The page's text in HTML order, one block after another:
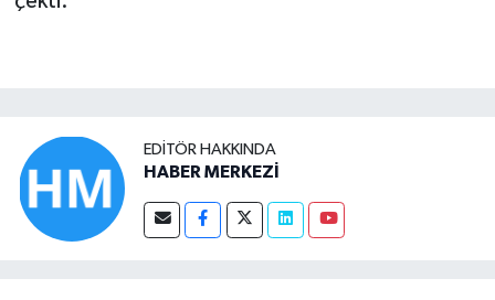
EDITÖR HAKKINDA
HABER MERKEZİ